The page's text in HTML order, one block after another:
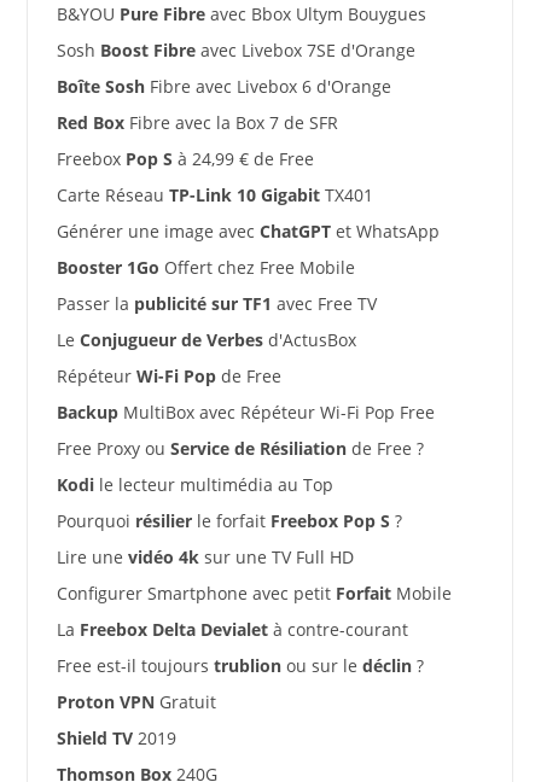
B&YOU Pure Fibreavec Bbox Ultym Bouygues
Sosh Boost Fibreavec Livebox 7SE d'Orange
Boîte SoshFibre avec Livebox 6 d'Orange
Red BoxFibre avec la Box 7 de SFR
Freebox Pop S à 24,99 € de Free
Carte Réseau TP-Link 10 GigabitTX401
Générer une image avec ChatGPTet WhatsApp
Booster 1Go Offert chez Free Mobile
Passer la publicité sur TF1 avec Free TV
Le Conjugueur de Verbesd'ActusBox
Répéteur Wi-Fi Popde Free
BackupMultiBox avec Répéteur Wi-Fi Pop Free
Free Proxy ou Service de Résiliationde Free ?
Kodile lecteur multimédia au Top
Pourquoi résilierle forfait Freebox Pop S ?
Lire une vidéo 4ksur une TV Full HD
Configurer Smartphone avec petit ForfaitMobile
La Freebox Delta Devialetà contre-courant
Free est-il toujours trublionou sur le déclin?
Proton VPN Gratuit
Shield TV2019
Thomson Box240G